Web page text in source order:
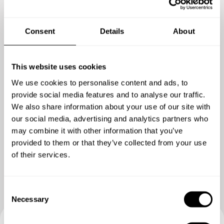
Consent Details About
This website uses cookies
We use cookies to personalise content and ads, to
provide social media features and to analyse our traffic.
We also share information about your use of our site with
our social media, advertising and analytics partners who
may combine it with other information that you’ve
provided to them or that they’ve collected from your use
of their services.
Necessary
Ver más fotos